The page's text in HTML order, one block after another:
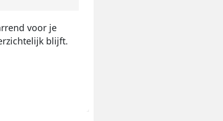
voor je
blijft.